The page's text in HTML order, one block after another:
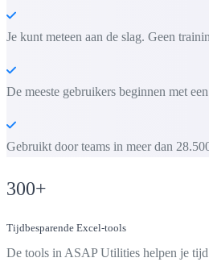
Je kunt meteen aan de slag. Geen
De meeste gebruikers beginnen met
Gebruikt door teams in meer dan
300+
Tijdbesparende Excel-tools
De tools in ASAP Utilities helpen je